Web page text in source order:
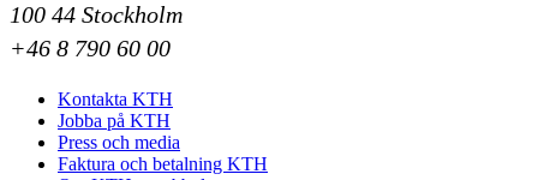
100 44 Stockholm
+46 8 790 60 00
Kontakta KTH
Jobba på KTH
Press och media
Faktura och betalning KTH